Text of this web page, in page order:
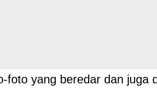
foto yang beredar dan juga